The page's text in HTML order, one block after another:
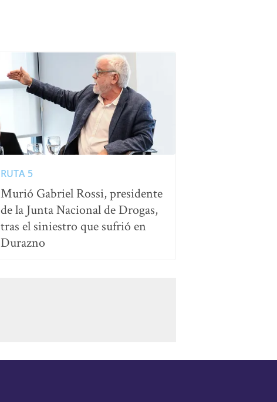
RUTA 5
Murió Gabriel Rossi, presidente
de la Junta Nacional de Drogas,
tras el siniestro que sufrió en
Durazno